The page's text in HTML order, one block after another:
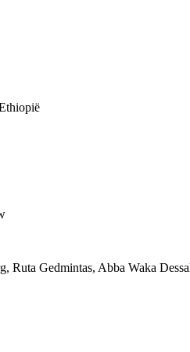
Ruta Gedmintas, Abba Waka